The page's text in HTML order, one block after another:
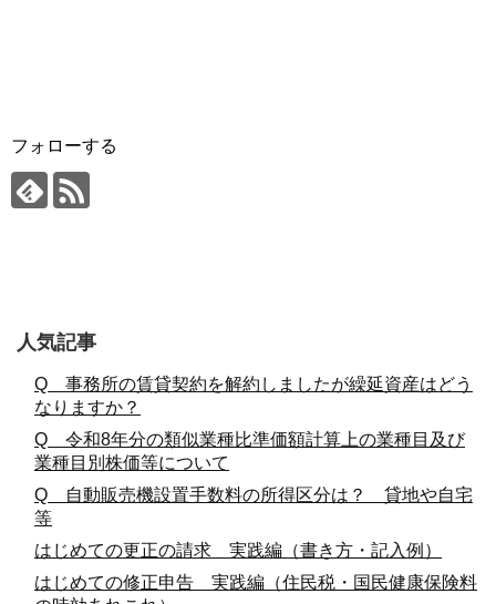
フォローする
人気記事
Q 事務所の賃貸契約を解約しましたが繰延資産はどう
なりますか？
Q 令和8年分の類似業種比準価額計算上の業種目及び
業種目別株価等について
Q 自動販売機設置手数料の所得区分は？ 貸地や自宅
等
はじめての更正の請求 実践編（書き方・記入例）
はじめての修正申告 実践編（住民税・国民健康保険料